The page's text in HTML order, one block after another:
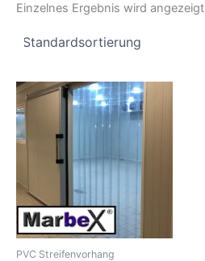
Einzelnes Ergebnis wird angezeigt
PVC Streifenvorhang